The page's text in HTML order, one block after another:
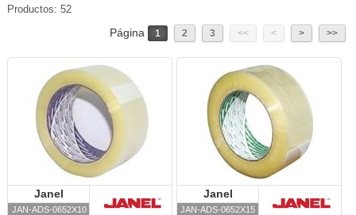
Productos: 52
Página 1 2 3 << < > >>
JAN-ADS-0652X10-Janel
Janel
JAN-ADS-0652X10
JAN-ADS-0652X15-Janel
Janel
JAN-ADS-0652X15